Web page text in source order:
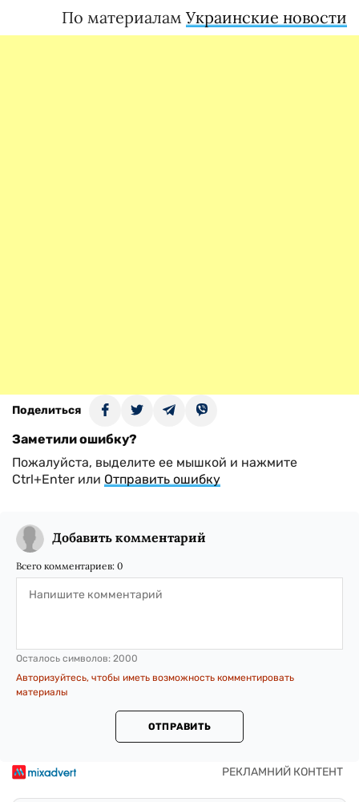
По материалам Украинские новости
Поделиться
Заметили ошибку?
Пожалуйста, выделите ее мышкой и нажмите
Ctrl+Enter или Отправить ошибку
Добавить комментарий
Всего комментариев: 0
Осталось символов: 2000
Авторизуйтесь, чтобы иметь возможность комментировать
материалы
ОТПРАВИТЬ